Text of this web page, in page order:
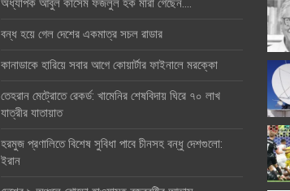
অধ্যাপক আবুল কাসেম ফজলুল হক মারা গেছেন….
বন্ধ হয়ে গেল দেশের একমাত্র সচল রাডার
কানাডাকে হারিয়ে সবার আগে কোয়ার্টার ফাইনালে মরক্কো
তেহরান মেট্রোতে রেকর্ড: খামেনির শেষবিদায় ঘিরে ৭০ লাখ
যাত্রীর যাতায়াত
হরমুজ প্রণালিতে বিশেষ সুবিধা পাবে চীনসহ বন্ধু দেশগুলো:
ইরান